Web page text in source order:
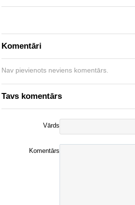
Komentāri
Nav pievienots neviens komentārs.
Tavs komentārs
Vārds
Komentārs